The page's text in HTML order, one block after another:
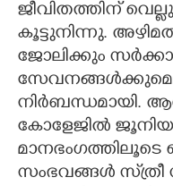
ജീവിതത്തിന്
കൂട്ടുനിന്നു.
ജോലിക്കും
നിർബന്ധമായി.
കോളേജിൽ
മാനഭംഗത്തിലൂടെ
സംഭവങ്ങൾ സ്‌ത്രീ